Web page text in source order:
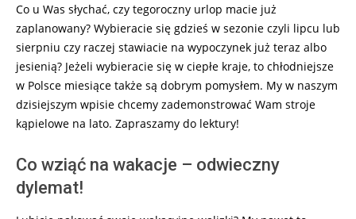
21
Co u Was słychać, czy tegoroczny urlop macie już
zaplanowany? Wybieracie się gdzieś w sezonie czyli lipcu lub
sierpniu czy raczej stawiacie na wypoczynek już teraz albo
jesienią? Jeżeli wybieracie się w ciepłe kraje, to chłodniejsze
w Polsce miesiące także są dobrym pomysłem. My w naszym
dzisiejszym wpisie chcemy zademonstrować Wam stroje
kąpielowe na lato. Zapraszamy do lektury!
Co wziąć na wakacje – odwieczny
dylemat!